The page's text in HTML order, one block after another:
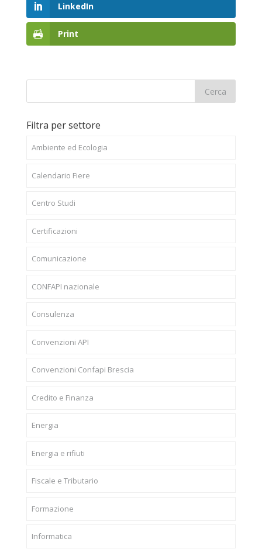
LinkedIn
Print
Filtra per settore
Ambiente ed Ecologia
Calendario Fiere
Centro Studi
Certificazioni
Comunicazione
CONFAPI nazionale
Consulenza
Convenzioni API
Convenzioni Confapi Brescia
Credito e Finanza
Energia
Energia e rifiuti
Fiscale e Tributario
Formazione
Informatica